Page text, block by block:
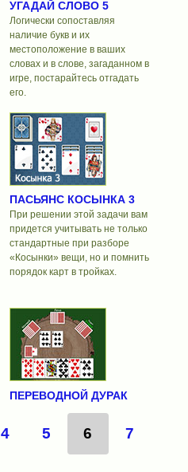
УГАДАЙ СЛОВО 5
Логически сопоставляя
наличие букв и их
местоположение в ваших
словах и в слове, загаданном в
игре, постарайтесь отгадать
его.
ПАСЬЯНС КОСЫНКА 3
При решении этой задачи вам
придется учитывать не только
стандартные при разборе
«Косынки» вещи, но и помнить
порядок карт в тройках.
ПЕРЕВОДНОЙ ДУРАК
4 5 6 7